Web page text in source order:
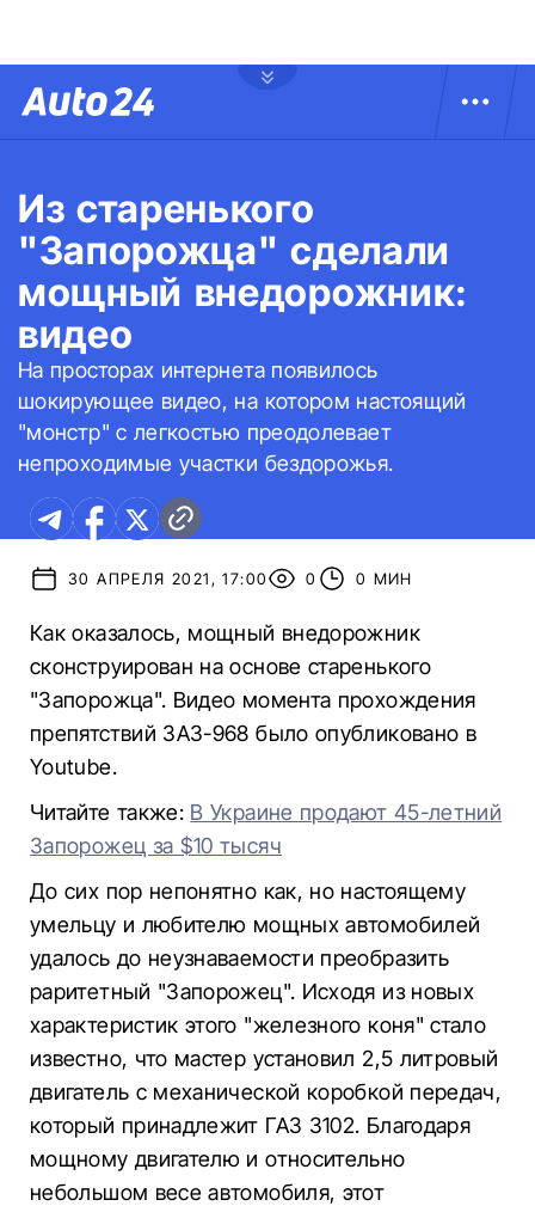
Из старенького
"Запорожца" сделали
мощный внедорожник:
видео
На просторах интернета появилось
шокирующее видео, на котором настоящий
"монстр" с легкостью преодолевает
непроходимые участки бездорожья.
30 АПРЕЛЯ 2021, 17:00 0 0 МИН
Как оказалось, мощный внедорожник
сконструирован на основе старенького
"Запорожца". Видео момента прохождения
препятствий ЗАЗ-968 было опубликовано в
Youtube.
Читайте также: В Украине продают 45-летний
Запорожец за $10 тысяч
До сих пор непонятно как, но настоящему
умельцу и любителю мощных автомобилей
удалось до неузнаваемости преобразить
раритетный "Запорожец". Исходя из новых
характеристик этого "железного коня" стало
известно, что мастер установил 2,5 литровый
двигатель с механической коробкой передач,
который принадлежит ГАЗ 3102. Благодаря
мощному двигателю и относительно
небольшом весе автомобиля, этот